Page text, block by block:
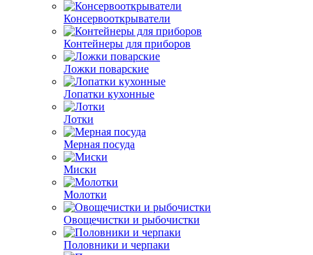
Консервооткрыватели
Контейнеры для приборов
Ложки поварские
Лопатки кухонные
Лотки
Мерная посуда
Миски
Молотки
Овощечистки и рыбочистки
Половники и черпаки